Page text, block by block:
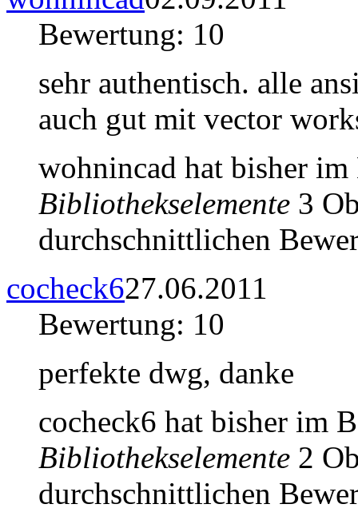
Bewertung: 10
sehr authentisch. alle
auch gut mit vector
wohnincad hat bisher
Bibliothekselemente 3
durchschnittlichen
cocheck627.06.2011
Bewertung: 10
perfekte dwg, danke
cocheck6 hat bisher im
Bibliothekselemente 2
durchschnittlichen